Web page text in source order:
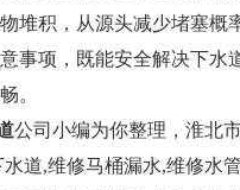
堆积，从源头减少堵塞概
事项，既能安全解决下水
。
公司小编为你整理，淮北
道,维修马桶漏水,维修水